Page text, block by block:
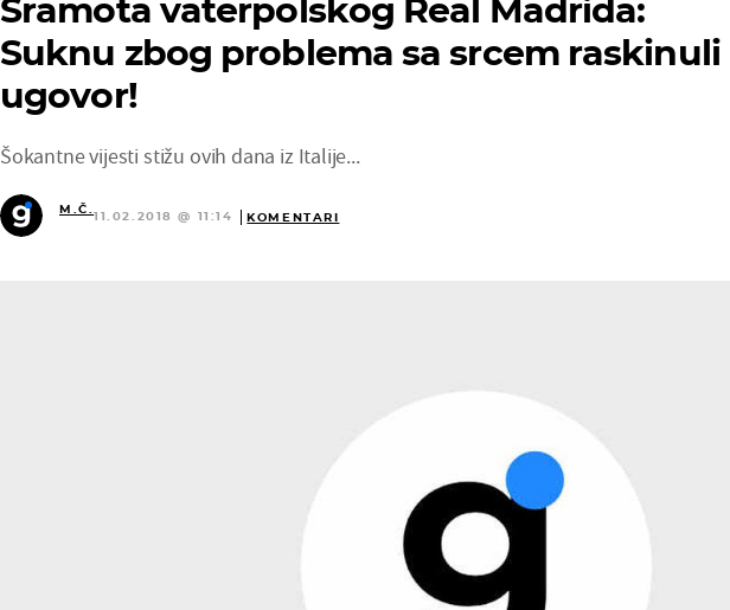
Sramota vaterpolskog Real Madrida:
Suknu zbog problema sa srcem raskinuli
ugovor!
Šokantne vijesti stižu ovih dana iz Italije...
M.Č.
11.02.2018 @ 11:14 KOMENTARI